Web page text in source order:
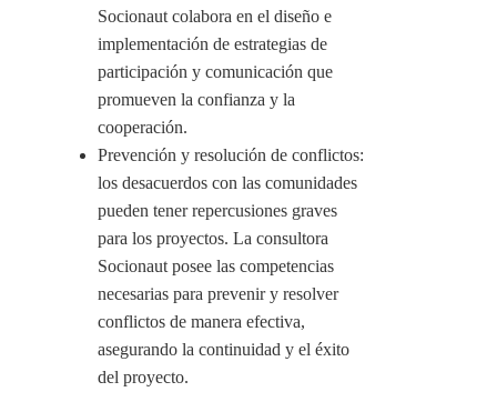
Socionaut colabora en el diseño e
implementación de estrategias de
participación y comunicación que
promueven la confianza y la
cooperación.
Prevención y resolución de conflictos:
los desacuerdos con las comunidades
pueden tener repercusiones graves
para los proyectos. La consultora
Socionaut posee las competencias
necesarias para prevenir y resolver
conflictos de manera efectiva,
asegurando la continuidad y el éxito
del proyecto.